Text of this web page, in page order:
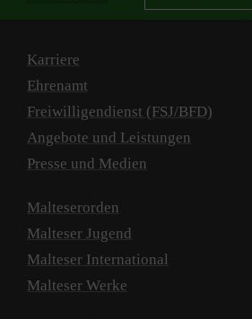
Karriere
Ehrenamt
Freiwilligendienst (FSJ/BFD)
Angebote und Leistungen
Presse und Medien
Malteserorden
Malteser Jugend
Malteser International
Malteser Werke